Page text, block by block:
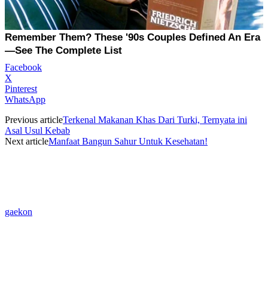
Facebook
X
Pinterest
WhatsApp
Previous articleTerkenal Makanan Khas Dari Turki, Ternyata ini
Asal Usul Kebab
Next articleManfaat Bangun Sahur Untuk Kesehatan!
gaekon